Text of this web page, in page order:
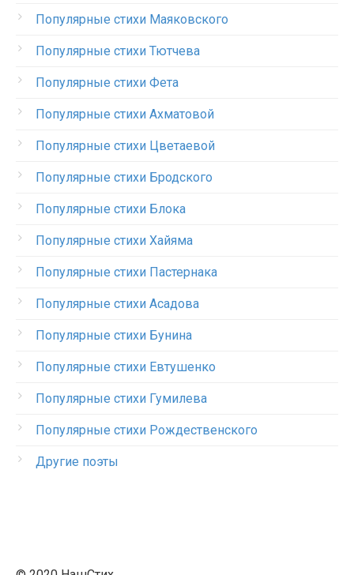
Популярные стихи Маяковского
Популярные стихи Тютчева
Популярные стихи Фета
Популярные стихи Ахматовой
Популярные стихи Цветаевой
Популярные стихи Бродского
Популярные стихи Блока
Популярные стихи Хайяма
Популярные стихи Пастернака
Популярные стихи Асадова
Популярные стихи Бунина
Популярные стихи Евтушенко
Популярные стихи Гумилева
Популярные стихи Рождественского
Другие поэты